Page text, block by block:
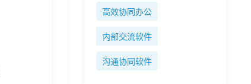
高效协同办公
内部交流软件
沟通协同软件